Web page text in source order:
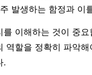
발생하는 함정과 이
를 이해하는 것이 중
역할을 정확히 파악
.